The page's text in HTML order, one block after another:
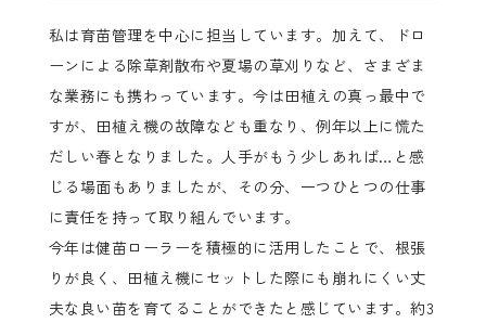
私は育苗管理を中心に担当しています。加えて、ドロ
ーンによる除草剤散布や夏場の草刈りなど、さまざま
な業務にも携わっています。今は田植えの真っ最中で
すが、田植え機の故障なども重なり、例年以上に慌た
だしい春となりました。人手がもう少しあれば…と感
じる場面もありましたが、その分、一つひとつの仕事
に責任を持って取り組んでいます。
今年は健苗ローラーを積極的に活用したことで、根張
りが良く、田植え機にセットした際にも崩れにくい丈
夫な良い苗を育てることができたと感じています。約3